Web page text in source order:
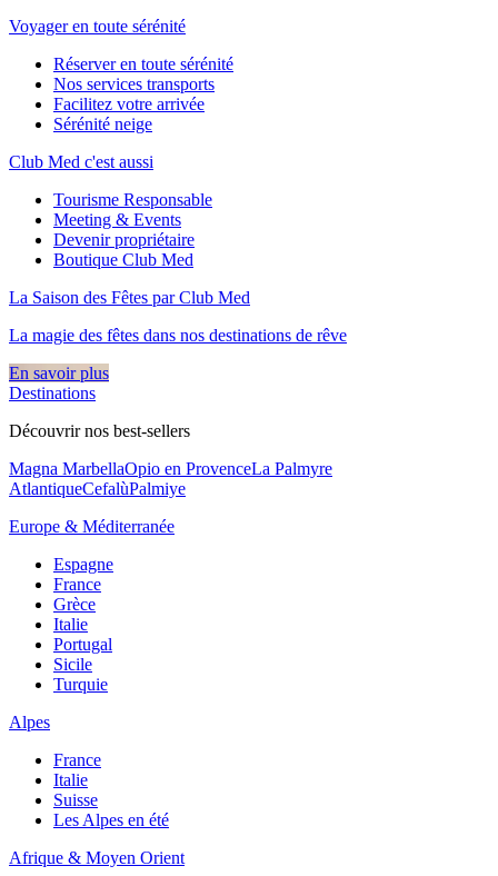
Voyager en toute sérénité
Réserver en toute sérénité
Nos services transports
Facilitez votre arrivée
Sérénité neige
Club Med c'est aussi
Tourisme Responsable
Meeting & Events
Devenir propriétaire
Boutique Club Med
La Saison des Fêtes par Club Med
La magie des fêtes dans nos destinations de rêve​
En savoir plus
Destinations
Découvrir nos best-sellers
Magna MarbellaOpio en ProvenceLa Palmyre
AtlantiqueCefalùPalmiye
Europe & Méditerranée
Espagne
France
Grèce
Italie
Portugal
Sicile
Turquie
Alpes
France
Italie
Suisse
Les Alpes en été
Afrique & Moyen Orient